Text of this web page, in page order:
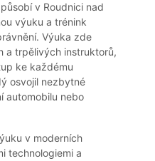
působí v Roudnici nad
výuku a trénink
Výuka zde
a trpělivých instruktorů,
ke každému
osvojil nezbytné
automobilu nebo
v moderních
technologiemi a